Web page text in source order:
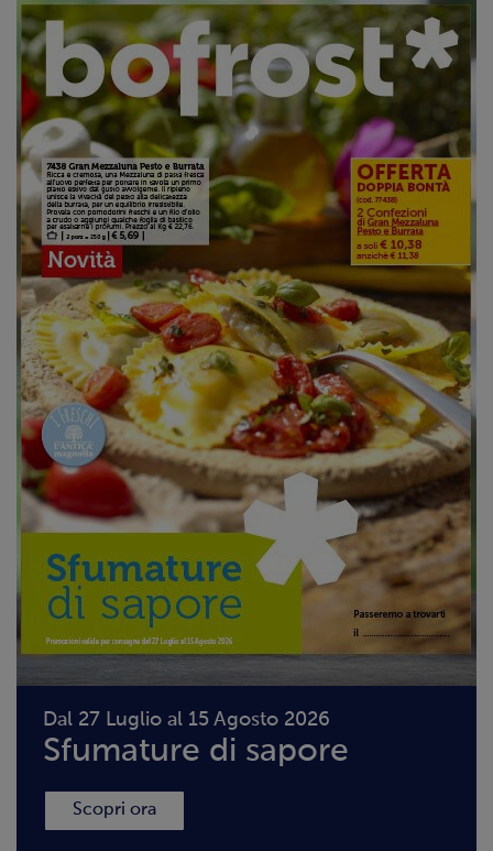
Dal 27 Luglio al 15 Agosto 2026
Sfumature di sapore
Scopri ora